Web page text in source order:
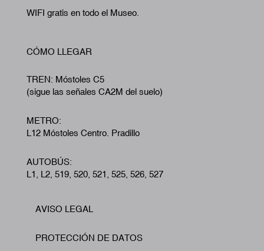
WIFI gratis en todo el Museo.
CÓMO LLEGAR
TREN: Móstoles C5
(sigue las señales CA2M del suelo)
METRO:
L12 Móstoles Centro. Pradillo
AUTOBÚS:
L1, L2, 519, 520, 521, 525, 526, 527
Footer
AVISO LEGAL
PROTECCIÓN DE DATOS